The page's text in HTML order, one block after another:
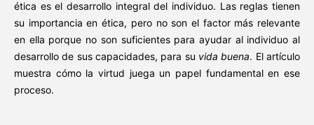
ética es el desarrollo integral del individuo. Las reglas tienen
su importancia en ética, pero no son el factor más relevante
en ella porque no son suficientes para ayudar al individuo al
desarrollo de sus capacidades, para su vida buena. El artículo
muestra cómo la virtud juega un papel fundamental en ese
proceso.